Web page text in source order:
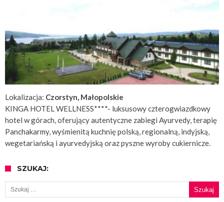
Lokalizacja: Czorstyn, Małopolskie
KINGA HOTEL WELLNESS****- luksusowy czterogwiazdkowy
hotel w górach, oferujący autentyczne zabiegi Ayurvedy, terapię
Panchakarmy, wyśmienitą kuchnię polską, regionalną, indyjską,
wegetariańską i ayurvedyjską oraz pyszne wyroby cukiernicze.
SZUKAJ:
Szukaj: